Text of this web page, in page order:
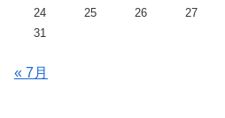
24
25 26 27
31
« 7月